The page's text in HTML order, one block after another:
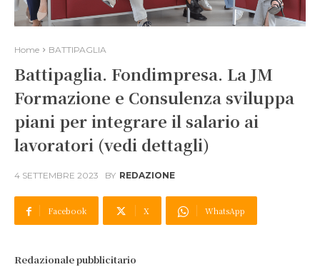
Home BATTIPAGLIA
Battipaglia. Fondimpresa. La JM
Formazione e Consulenza sviluppa
piani per integrare il salario ai
lavoratori (vedi dettagli)
4 SETTEMBRE 2023 BY REDAZIONE
Facebook X WhatsApp
Redazionale pubblicitario